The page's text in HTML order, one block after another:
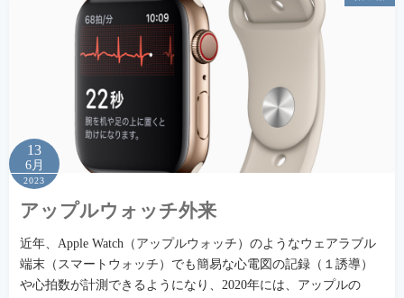
13
6月
2023
アップルウォッチ外来
近年、Apple Watch（アップルウォッチ）のようなウェアラブル
端末（スマートウォッチ）でも簡易な心電図の記録（１誘導）
や心拍数が計測できるようになり、2020年には、アップルの